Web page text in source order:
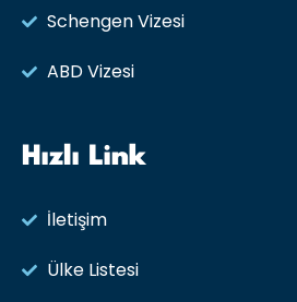
Schengen Vizesi
ABD Vizesi
Hızlı Link
İletişim
Ülke Listesi